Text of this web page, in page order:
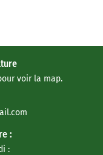
voir la map.
:
: